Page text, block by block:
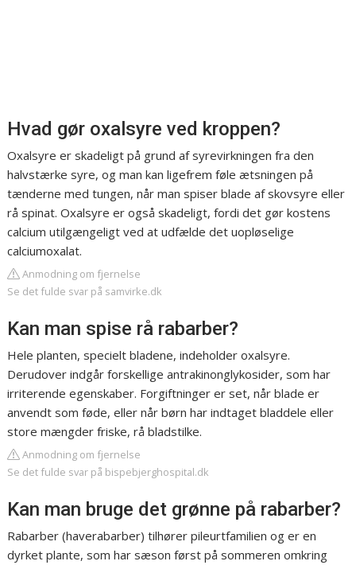
Hvad gør oxalsyre ved kroppen?
Oxalsyre er skadeligt på grund af syrevirkningen fra den
halvstærke syre, og man kan ligefrem føle ætsningen på
tænderne med tungen, når man spiser blade af skovsyre eller
rå spinat. Oxalsyre er også skadeligt, fordi det gør kostens
calcium utilgængeligt ved at udfælde det uopløselige
calciumoxalat.
Anmodning om fjernelse
Se det fulde svar på samvirke.dk
Kan man spise rå rabarber?
Hele planten, specielt bladene, indeholder oxalsyre.
Derudover indgår forskellige antrakinonglykosider, som har
irriterende egenskaber. Forgiftninger er set, når blade er
anvendt som føde, eller når børn har indtaget bladdele eller
store mængder friske, rå bladstilke.
Anmodning om fjernelse
Se det fulde svar på bispebjerghospital.dk
Kan man bruge det grønne på rabarber?
Rabarber (haverabarber) tilhører pileurtfamilien og er en
dyrket plante, som har sæson først på sommeren omkring